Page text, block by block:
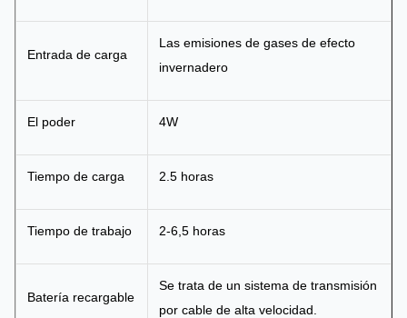
Entrada de carga
Las emisiones de gases de efecto
invernadero
El poder 4W
Tiempo de carga 2.5 horas
Tiempo de trabajo 2-6,5 horas
Batería recargable
Se trata de un sistema de transmisión
por cable de alta velocidad.